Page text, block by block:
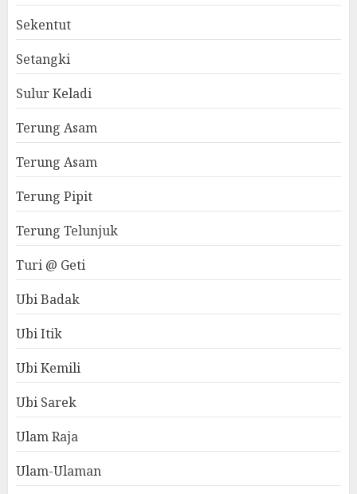
Sekentut
Setangki
Sulur Keladi
Terung Asam
Terung Asam
Terung Pipit
Terung Telunjuk
Turi @ Geti
Ubi Badak
Ubi Itik
Ubi Kemili
Ubi Sarek
Ulam Raja
Ulam-Ulaman